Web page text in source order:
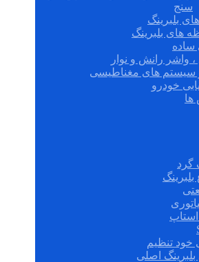
سنج
بلبرینگ
های بلبرینگ
ساده
واشر رانش و نوار
و سیستم های مغناطیسی
خودرو
ها
گرد
استاپ
خود تنظیم
اصلی